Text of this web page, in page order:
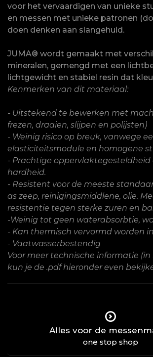
voor het vervaardigen van unieke
en messen met unieke patronen
doen denken aan slangehuid.
JUMA® wordt gemaakt met
mineralen, gemengd met een
lichtgewicht en stabiel resin dat
Kenmerken van dit materiaal:
- Uitstekend te bewerken met
frezen, draaien, slijpen en polijsten)
- Weinig risico op breuk, vanwege
elasticiteitsmodule en homogene
- Prachtige oppervlaktegesteldheid
hardheid.
- Resistent voor de meeste
as zeep, reinigingsmiddlene, olie.
resistentie tegen sterke zuren en
-Weinig tot geen waterabsorbtie,
- Kan thermisch vervormd worden
- Vaatwasserbestendig
Voor meer technische informatie (in
kun je de .pdf hieronder even
Alles voor de
one stop shop